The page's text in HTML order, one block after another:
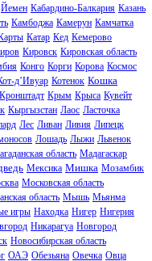
Йемен Кабардино-Балкария Казань
Камбоджа Камерун Камчатка
Катар Кед Кемерово
Кировск Кировская область
Конго Корги Корова Космос
д’Ивуар Котенок Кошка
Кронштадт Крым Крыса Кувейт
Кыргызстан Лаос Ласточка
Лес Ливан Ливия Липецк
Лошадь Лыжи Львенок
область Мадагаскар
Мексика Мишка Мозамбик
Московская область
область Мышь Мьянма
игры Находка Нигер Нигерия
Никарагуа Новгород
Новосибирская область
ОАЭ Обезьяна Овечка Овца